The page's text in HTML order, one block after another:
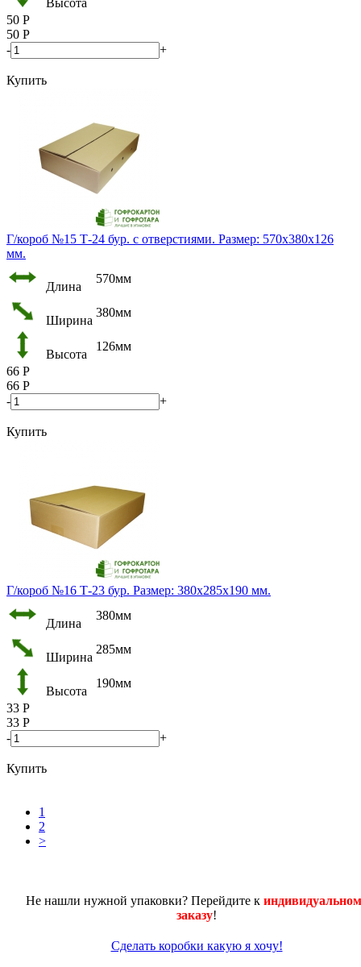
50 Р
50 Р
-
+
Купить
Г/короб №15 Т-24 бур. с отверстиями. Размер: 570х380х126
мм.
Длина
570мм
Ширина
380мм
Высота
126мм
66 Р
66 Р
-
+
Купить
Г/короб №16 Т-23 бур. Размер: 380х285х190 мм.
Длина
380мм
Ширина
285мм
Высота
190мм
33 Р
33 Р
-
+
Купить
1
2
>
Не нашли нужной упаковки? Перейдите к
заказу!
Сделать коробки какую я хочу!